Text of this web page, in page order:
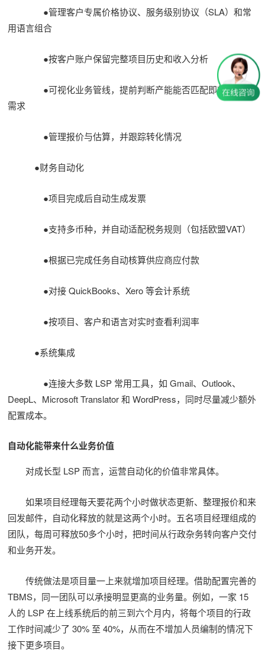
●管理客户专属价格协议、服务级别协议（SLA）和常
用语言组合
●按客户账户保留完整项目历史和收入分析
●可视化业务管线，提前判断产能能否匹配即将到来的
需求
●管理报价与估算，并跟踪转化情况
●财务自动化
●项目完成后自动生成发票
●支持多币种，并自动适配税务规则（包括欧盟VAT）
●根据已完成任务自动核算供应商应付款
●对接 QuickBooks、Xero 等会计系统
●按项目、客户和语言对实时查看利润率
●系统集成
●连接大多数 LSP 常用工具，如 Gmail、Outlook、
DeepL、Microsoft Translator 和 WordPress，同时尽量减少额外
配置成本。
自动化能带来什么业务价值
对成长型 LSP 而言，运营自动化的价值非常具体。
如果项目经理每天要花两个小时做状态更新、整理报价和来
回发邮件，自动化释放的就是这两个小时。五名项目经理组成的
团队，每周可释放50多个小时，把时间从行政杂务转向客户交付
和业务开发。
传统做法是项目量一上来就增加项目经理。借助配置完善的
TBMS，同一团队可以承接明显更高的业务量。例如，一家 15
人的 LSP 在上线系统后的前三到六个月内，将每个项目的行政
工作时间减少了 30% 至 40%，从而在不增加人员编制的情况下
接下更多项目。